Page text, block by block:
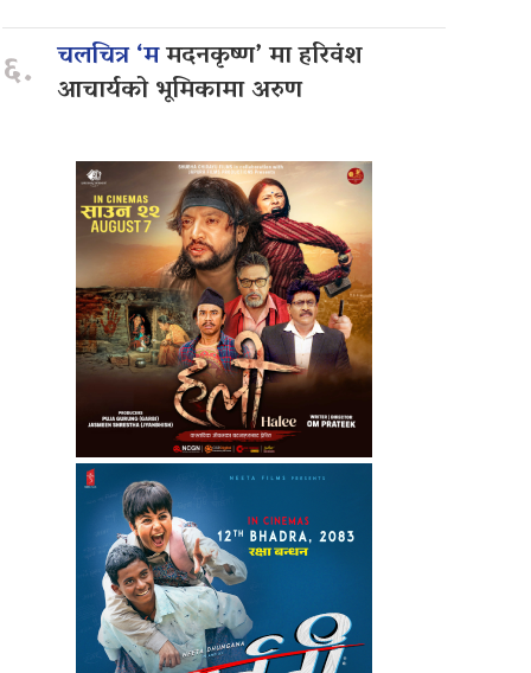
६. चलचित्र ‘ममदनकृष्ण’ मा हरिवंश
आचार्यको भूमिकामा अरुण